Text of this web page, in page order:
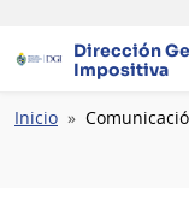
Dirección
Impositiva
Ruta
Inicio